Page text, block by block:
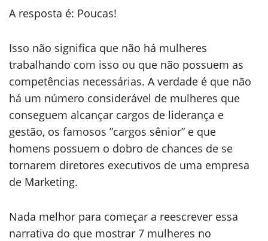
A resposta é: Poucas!
Isso não significa que não há mulheres
trabalhando com isso ou que não possuem as
competências necessárias. A verdade é que não
há um número considerável de mulheres que
conseguem alcançar cargos de liderança e
gestão, os famosos ”cargos sênior” e que
homens possuem o dobro de chances de se
tornarem diretores executivos de uma empresa
de Marketing.
Nada melhor para começar a reescrever essa
narrativa do que mostrar 7 mulheres no